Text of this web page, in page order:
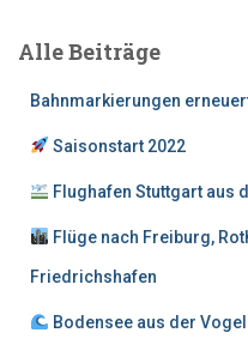
n
Alle Beiträge
Bahnmarkierungen
Saisonstart 2022
Flughafen Stuttgart aus
Flüge nach Freiburg,
Friedrichshafen
Bodensee aus der